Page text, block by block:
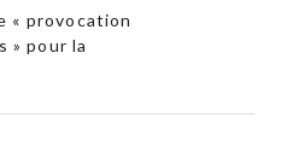
« provocation
» pour la